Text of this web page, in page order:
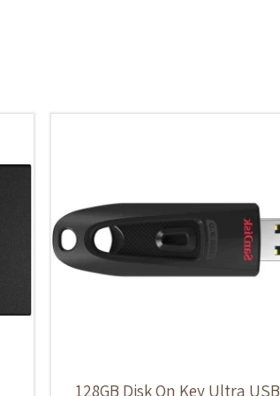
128GB Disk On Key Ultra USB